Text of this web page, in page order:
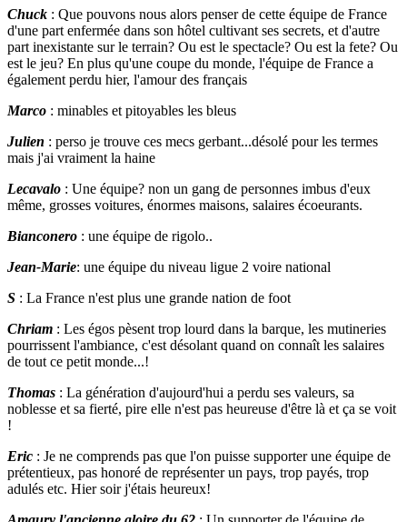
Chuck : Que pouvons nous alors penser de cette équipe de France
d'une part enfermée dans son hôtel cultivant ses secrets, et d'autre
part inexistante sur le terrain? Ou est le spectacle? Ou est la fete? Ou
est le jeu? En plus qu'une coupe du monde, l'équipe de France a
également perdu hier, l'amour des français
Marco : minables et pitoyables les bleus
Julien : perso je trouve ces mecs gerbant...désolé pour les termes
mais j'ai vraiment la haine
Lecavalo : Une équipe? non un gang de personnes imbus d'eux
même, grosses voitures, énormes maisons, salaires écoeurants.
Bianconero : une équipe de rigolo..
Jean-Marie: une équipe du niveau ligue 2 voire national
S : La France n'est plus une grande nation de foot
Chriam : Les égos pèsent trop lourd dans la barque, les mutineries
pourrissent l'ambiance, c'est désolant quand on connaît les salaires
de tout ce petit monde...!
Thomas : La génération d'aujourd'hui a perdu ses valeurs, sa
noblesse et sa fierté, pire elle n'est pas heureuse d'être là et ça se voit
!
Eric : Je ne comprends pas que l'on puisse supporter une équipe de
prétentieux, pas honoré de représenter un pays, trop payés, trop
adulés etc. Hier soir j'étais heureux!